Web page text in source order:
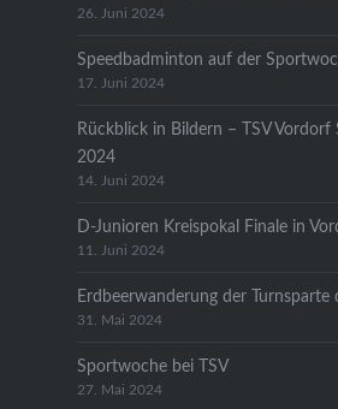
26. Juni 2024
Speedbadminton auf der
17. Juni 2024
Rückblick in Bildern – TSV
2024
14. Juni 2024
D-Junioren Kreispokal Finale in
11. Juni 2024
Erdbeerwanderung der Turnsparte
31. Mai 2024
Sportwoche bei TSV
27. Mai 2024